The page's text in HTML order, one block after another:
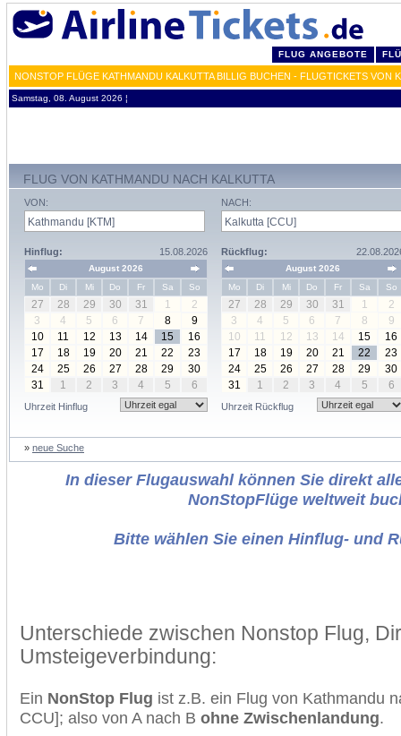
FLUG ANGEBOTE
NONSTOP FLÜGE KATHMANDU KALKUTTA BILLIG BUCHEN - FLUGTICKETS VON
Samstag, 08. August 2026 ¦
FLUG VON KATHMANDU NACH KALKUTTA
VON:
Hinflug: 15.08.2026
August 2026
Mo
Di Mi Do Fr Sa So
27 28 29 30 31 1
2
3
4 5 6 7 8
9
10
11 12 13 14 15
16
17
18 19 20 21 22
23
24
25 26 27 28 29
30
31
1 2 3 4 5 6
Uhrzeit Hinflug
NACH:
Rückflug:
August 2026
Mo
Di Mi Do Fr Sa So
27 28 29 30 31 1
2
3
4 5 6 7 8
9
10
11 12 13 14 15
16
17
18 19 20 21 22
23
24
25 26 27 28 29
30
31
1 2 3 4 5 6
Uhrzeit Rückflug
» neue Suche
In dieser Flugauswahl können Sie direkt
NonStopFlüge weltweit
Bitte wählen Sie einen Hinflug- und
Unterschiede zwischen Nonstop Flug,
Umsteigeverbindung:
Ein NonStop Flug ist z.B. ein Flug von Kathmandu
CCU]; also von A nach B ohne Zwischenlandung.